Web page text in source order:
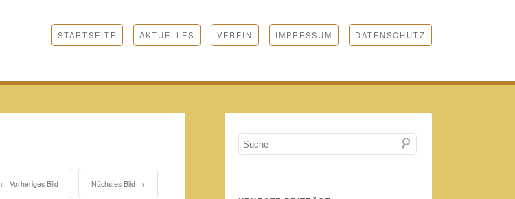
STARTSEITE AKTUELLES VEREIN IMPRESSUM DATENSCHUTZ
Nächstes Bild →
← Vorheriges Bild